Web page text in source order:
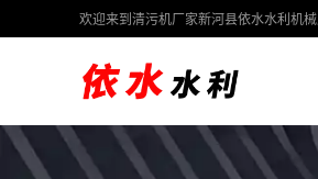
欢迎来到清污机厂家新河县依水水利机